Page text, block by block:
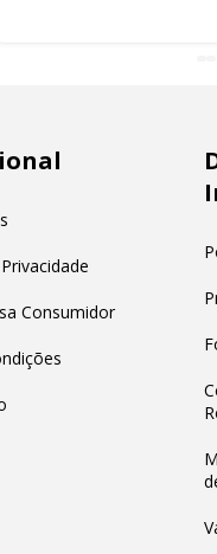
Consumidor